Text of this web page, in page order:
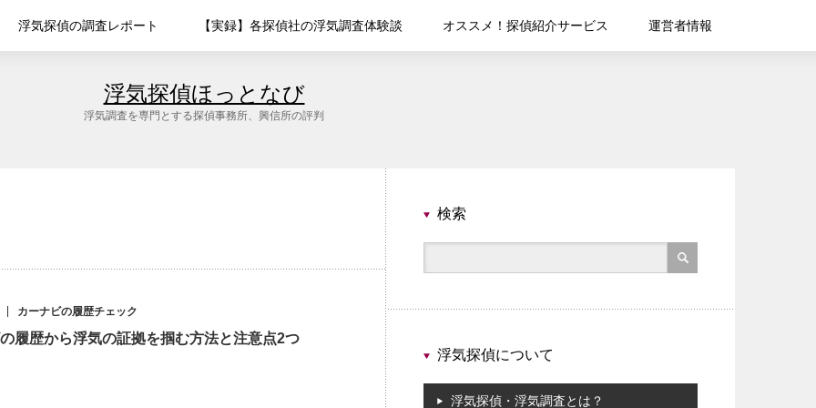
浮気探偵ほっとなび
浮気調査を専門とする探偵事務所、興信所の評判
浮気探偵の調査レポート 【実録】各探偵社の浮気調査体験談 オススメ！探偵紹介サービス 運営者情報
カーナビの履歴チェック
履歴から浮気の証拠を掴む方法と注意点2つ
検索
浮気探偵について
浮気探偵・浮気調査とは？